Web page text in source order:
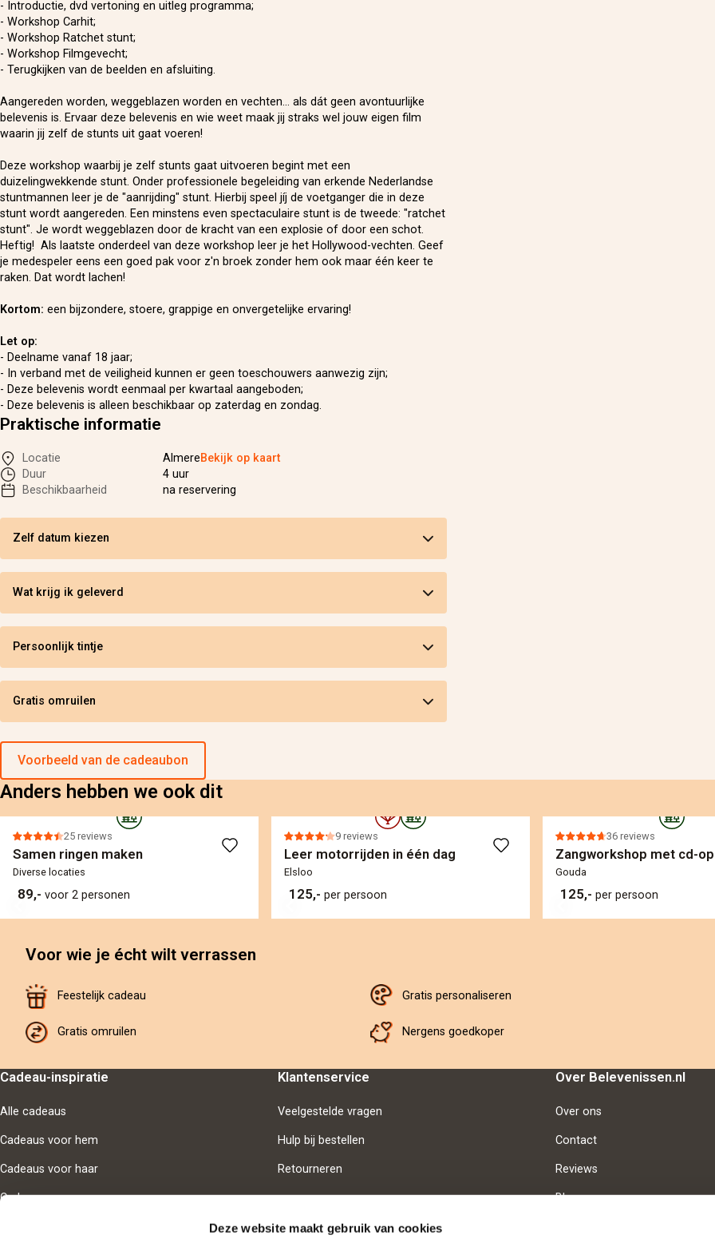
Deze website maakt gebruik van cookies
- Introductie, dvd vertoning en uitleg programma;
- Workshop Carhit;
- Workshop Ratchet stunt;
- Workshop Filmgevecht;
- Terugkijken van de beelden en afsluiting.
Aangereden worden, weggeblazen worden en vechten... als dát geen avontuurlijke
belevenis is. Ervaar deze belevenis en wie weet maak jij straks wel jouw eigen film
waarin jij zelf de stunts uit gaat voeren!
Deze workshop waarbij je zelf stunts gaat uitvoeren begint met een
duizelingwekkende stunt. Onder professionele begeleiding van erkende Nederlandse
stuntmannen leer je de "aanrijding" stunt. Hierbij speel jíj de voetganger die in deze
stunt wordt aangereden. Een minstens even spectaculaire stunt is de tweede: "ratchet
stunt". Je wordt weggeblazen door de kracht van een explosie of door een schot.
Heftig! Als laatste onderdeel van deze workshop leer je het Hollywood-vechten. Geef
je medespeler eens een goed pak voor z'n broek zonder hem ook maar één keer te
raken. Dat wordt lachen!
Kortom: een bijzondere, stoere, grappige en onvergetelijke ervaring!
Let op:
- Deelname vanaf 18 jaar;
- In verband met de veiligheid kunnen er geen toeschouwers aanwezig zijn;
- Deze belevenis wordt eenmaal per kwartaal aangeboden;
- Deze belevenis is alleen beschikbaar op zaterdag en zondag.
Praktische informatie
Locatie AlmereBekijk op kaart
Duur
4 uur
Beschikbaarheid
na reservering
Zelf datum kiezen
Wat krijg ik geleverd
Persoonlijk tintje
Gratis omruilen
Voorbeeld van de cadeaubon
Anders hebben we ook dit
25 reviews
Samen ringen maken
Diverse locaties
89,- voor 2 personen
9 reviews
Leer motorrijden in één dag
Elsloo
125,- per persoon
36 reviews
Zangworkshop met cd-
Gouda
125,- per persoon
Voor wie je écht wilt verrassen
Feestelijk cadeau Gratis personaliseren
Gratis omruilen Nergens goedkoper
Cadeau-inspiratie
Alle cadeaus
Cadeaus voor hem
Cadeaus voor haar
Cadeaus voor samen
Klantenservice
Veelgestelde vragen
Hulp bij bestellen
Retourneren
Over Belevenissen.nl
Over ons
Contact
Reviews
Blog